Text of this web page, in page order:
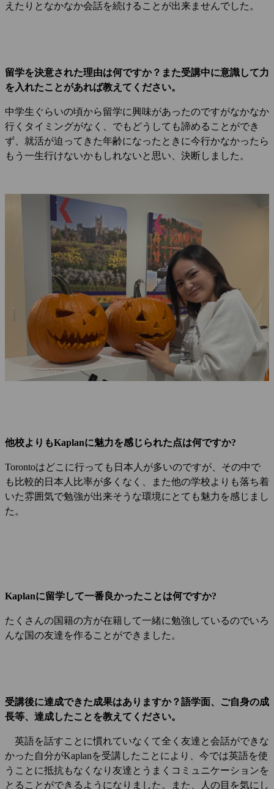
えたりとなかなか会話を続けることが出来ませんでした。
留学を決意された理由は何ですか？また受講中に意識して力
を入れたことがあれば教えてください。
中学生ぐらいの頃から留学に興味があったのですがなかなか
行くタイミングがなく、でもどうしても諦めることができ
ず、就活が迫ってきた年齢になったときに今行かなかったら
もう一生行けないかもしれないと思い、決断しました。
他校よりもKaplanに魅力を感じられた点は何ですか?
Torontoはどこに行っても日本人が多いのですが、その中で
も比較的日本人比率が多くなく、また他の学校よりも落ち着
いた雰囲気で勉強が出来そうな環境にとても魅力を感じまし
た。
Kaplanに留学して一番良かったことは何ですか?
たくさんの国籍の方が在籍して一緒に勉強しているのでいろ
んな国の友達を作ることができました。
受講後に達成できた成果はありますか？語学面、ご自身の成
長等、達成したことを教えてください。
英語を話すことに慣れていなくて全く友達と会話ができな
かった自分がKaplanを受講したことにより、今では英語を使
うことに抵抗もなくなり友達とうまくコミュニケーションを
とることができるようになりました。また、人の目を気にし